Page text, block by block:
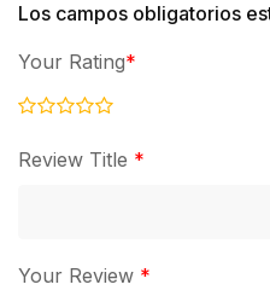
Los campos obligatorios
Review Title *
Your Rating*
Your Review *